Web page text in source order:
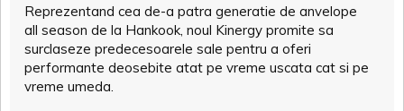
Reprezentand cea de-a patra generatie de anvelope
all season de la Hankook, noul Kinergy promite sa
surclaseze predecesoarele sale pentru a oferi
performante deosebite atat pe vreme uscata cat si pe
vreme umeda.